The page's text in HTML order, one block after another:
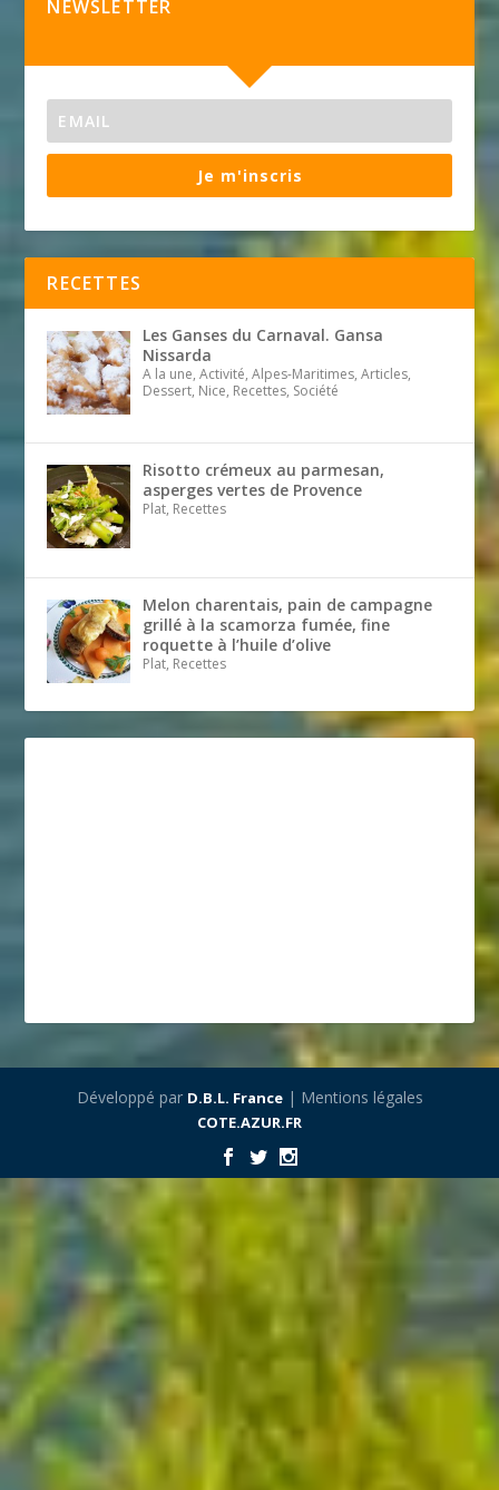
NEWSLETTER
Je m'inscris
RECETTES
Les Ganses du Carnaval. Gansa
Nissarda
A la une, Activité, Alpes-Maritimes, Articles,
Dessert, Nice, Recettes, Société
Risotto crémeux au parmesan,
asperges vertes de Provence
Plat, Recettes
Melon charentais, pain de campagne
grillé à la scamorza fumée, fine
roquette à l’huile d’olive
Plat, Recettes
Développé par D.B.L. France| Mentions légales
COTE.AZUR.FR